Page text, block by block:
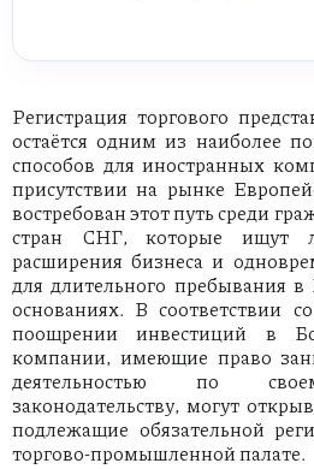
Регистрация торгового
остаётся одним из наиболее
способов для иностранных
присутствии на рынке
востребован этот путь среди
стран СНГ, которые ищут
расширения бизнеса и
для длительного пребывания
основаниях. В соответствии
поощрении инвестиций в
компании, имеющие право
деятельностью по
законодательству, могут
подлежащие обязательной
торгово-промышленной палате.